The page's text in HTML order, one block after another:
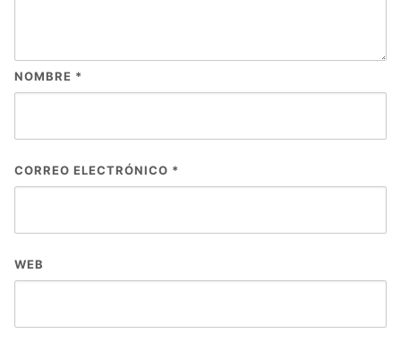
NOMBRE *
CORREO ELECTRÓNICO *
WEB